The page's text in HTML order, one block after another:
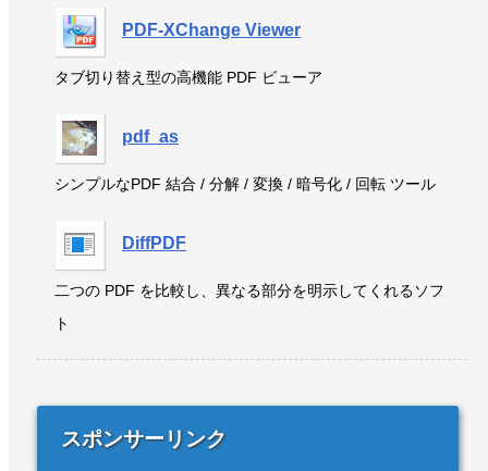
PDF-XChange Viewer
タブ切り替え型の高機能 PDF ビューア
pdf_as
シンプルなPDF 結合 / 分解 / 変換 / 暗号化 / 回転 ツール
DiffPDF
二つの PDF を比較し、異なる部分を明示してくれるソフ
ト
スポンサーリンク